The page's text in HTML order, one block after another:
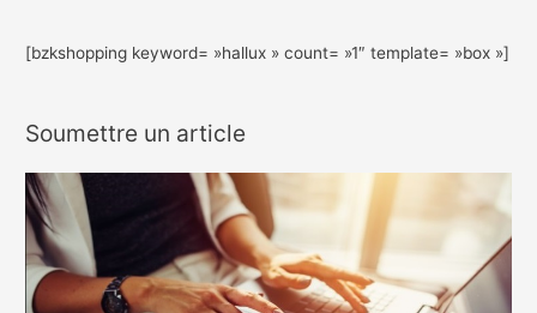
[bzkshopping keyword= »hallux » count= »1″ template= »box »]
Soumettre un article